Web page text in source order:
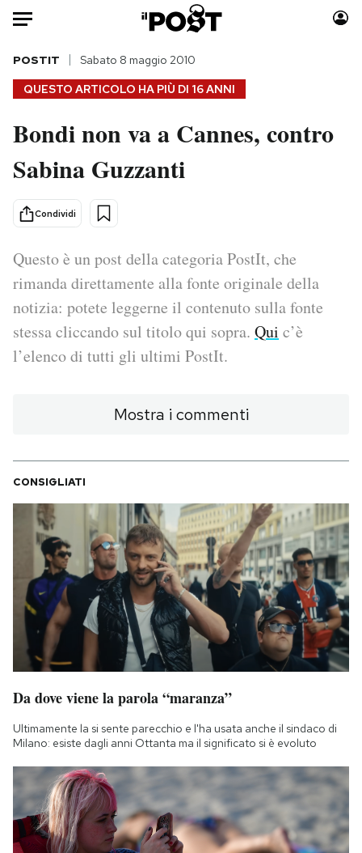
Auto
HOME
Italia
Politica
Tecnologia
Internet
Scienza
Cultura
Moda
Media
Europa
I MIEI PREFERITI
SHOP
CALENDARIO
AREA PERSONALE
Area Personale
Notifiche mobile
Hai bisogno di aiuto?
Esci
QUESTO ARTICOLO HA PIÙ DI 16 ANNI
POSTIT Sabato 8 maggio 2010
Bondi non va a Cannes, contro
Sabina Guzzanti
Condividi
Questo è un post della categoria PostIt, che
rimanda direttamente alla fonte originale della
notizia: potete leggerne il contenuto sulla fonte
stessa cliccando sul titolo qui sopra. Qui c’è
l’elenco di tutti gli ultimi PostIt.
Mostra i commenti
CONSIGLIATI
Da dove viene la parola “maranza”
Ultimamente la si sente parecchio e l'ha usata anche il sindaco di
Milano: esiste dagli anni Ottanta ma il significato si è evoluto